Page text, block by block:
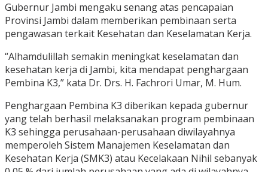
Gubernur Jambi mengaku senang atas pencapaian
Provinsi Jambi dalam memberikan pembinaan serta
pengawasan terkait Kesehatan dan Keselamatan Kerja.
“Alhamdulillah semakin meningkat keselamatan dan
kesehatan kerja di Jambi, kita mendapat penghargaan
Pembina K3,” kata Dr. Drs. H. Fachrori Umar, M. Hum.
Penghargaan Pembina K3 diberikan kepada gubernur
yang telah berhasil melaksanakan program pembinaan
K3 sehingga perusahaan-perusahaan diwilayahnya
memperoleh Sistem Manajemen Keselamatan dan
Kesehatan Kerja (SMK3) atau Kecelakaan Nihil sebanyak